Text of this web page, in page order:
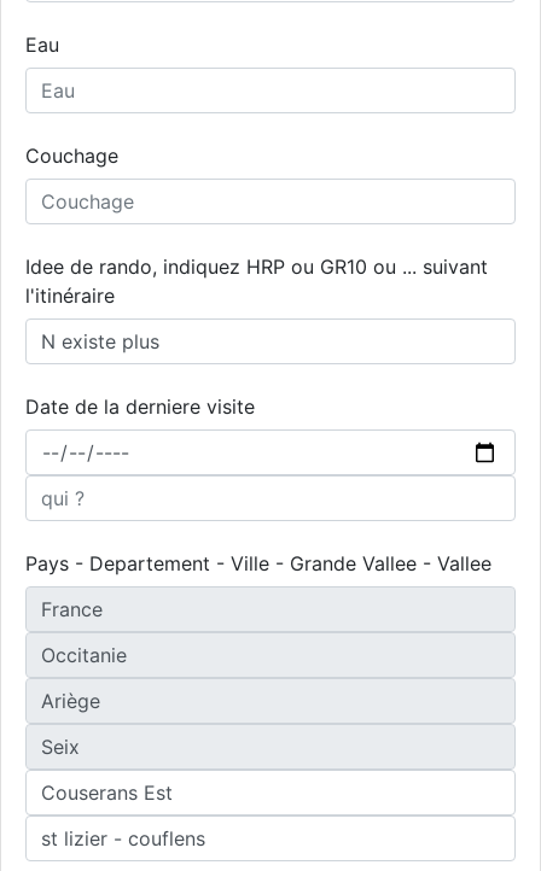
Eau
Couchage
Idee de rando, indiquez HRP ou GR10 ou ... suivant
l'itinéraire
Date de la derniere visite
Pays - Departement - Ville - Grande Vallee - Vallee